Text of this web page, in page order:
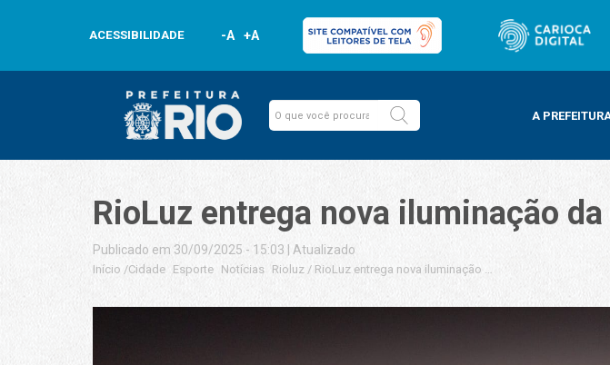
ACESSIBILIDADE -A +A
A
RioLuz entrega nova iluminação
Publicado em 30/09/2025 - 15:03 Atualizado
Início /Cidade Esporte Notícias Rioluz / RioLuz entrega nova iluminação da Praça do Ó, na Barra